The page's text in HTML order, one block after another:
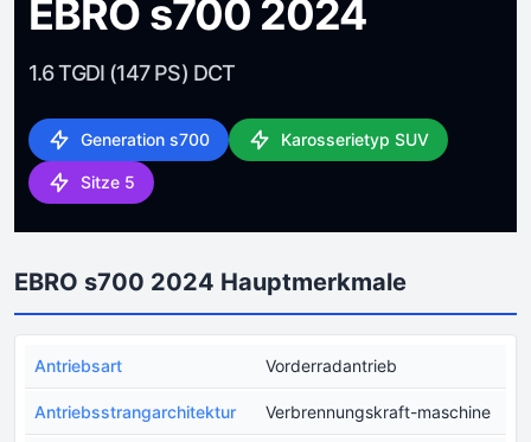
EBRO s700 2024
1.6 TGDI (147 PS) DCT
Generation s700 Karosserietyp SUV
Sitze 5
EBRO s700 2024 Hauptmerkmale
Antriebsart Vorderradantrieb
Antriebsstrangarchitektur Verbrennungskraft-maschine